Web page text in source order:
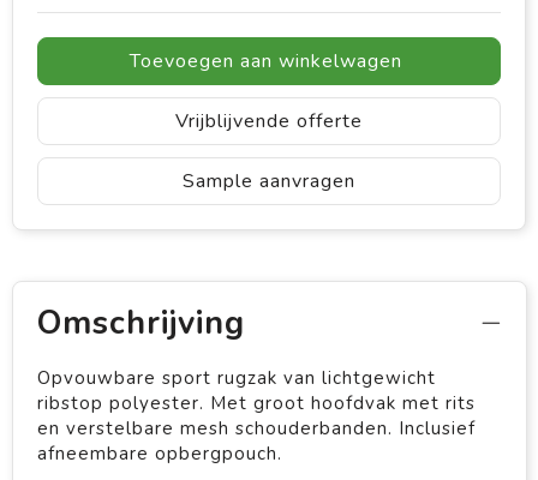
Toevoegen aan winkelwagen
Vrijblijvende offerte
Sample aanvragen
Omschrijving
Opvouwbare sport rugzak van lichtgewicht
ribstop polyester. Met groot hoofdvak met rits
en verstelbare mesh schouderbanden. Inclusief
afneembare opbergpouch.